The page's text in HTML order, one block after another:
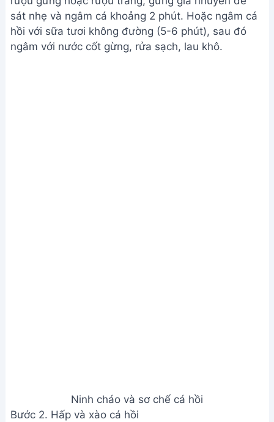
sát nhẹ và ngâm cá khoảng 2 phút. Hoặc ngâm cá
hồi với sữa tươi không đường (5-6 phút), sau đó
ngâm với nước cốt gừng, rửa sạch, lau khô.